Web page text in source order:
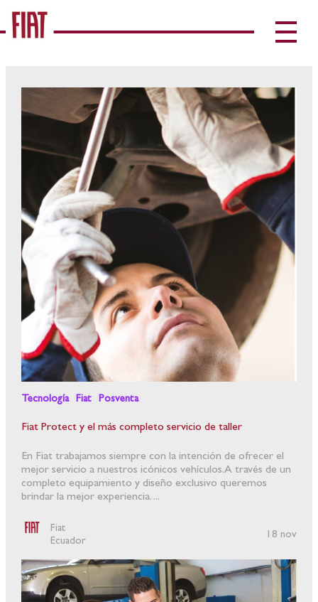
Tecnología Fiat Posventa
Fiat Protect y el más completo servicio de taller
En Fiat trabajamos siempre con la intención de ofrecer el
mejor servicio a nuestros icónicos vehículos. A través de un
completo equipamiento y diseño exclusivo queremos
brindar la mejor experiencia. ...
Fiat
Ecuador
18 nov